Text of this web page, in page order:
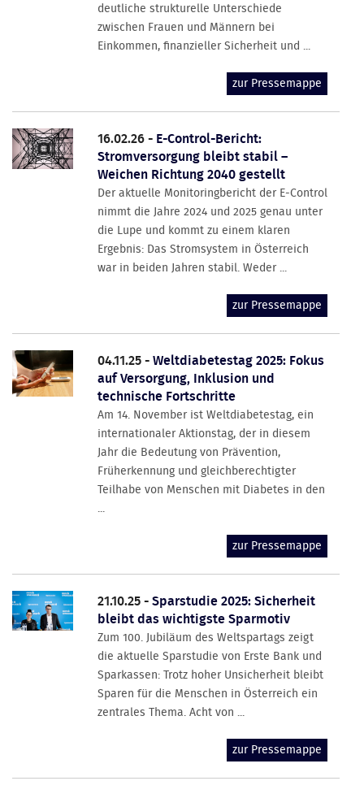
deutliche strukturelle Unterschiede
zwischen Frauen und Männern bei
Einkommen, finanzieller Sicherheit und ...
zur Pressemappe
16.02.26 - E-Control-Bericht:
Stromversorgung bleibt stabil –
Weichen Richtung 2040 gestellt
Der aktuelle Monitoringbericht der E-Control
nimmt die Jahre 2024 und 2025 genau unter
die Lupe und kommt zu einem klaren
Ergebnis: Das Stromsystem in Österreich
war in beiden Jahren stabil. Weder ...
zur Pressemappe
04.11.25 -Weltdiabetestag 2025: Fokus
auf Versorgung, Inklusion und
technische Fortschritte
Am 14. November ist Weltdiabetestag, ein
internationaler Aktionstag, der in diesem
Jahr die Bedeutung von Prävention,
Früherkennung und gleichberechtigter
Teilhabe von Menschen mit Diabetes in den
...
zur Pressemappe
21.10.25 -Sparstudie 2025: Sicherheit
bleibt das wichtigste Sparmotiv
Zum 100. Jubiläum des Weltspartags zeigt
die aktuelle Sparstudie von Erste Bank und
Sparkassen: Trotz hoher Unsicherheit bleibt
Sparen für die Menschen in Österreich ein
zentrales Thema. Acht von ...
zur Pressemappe